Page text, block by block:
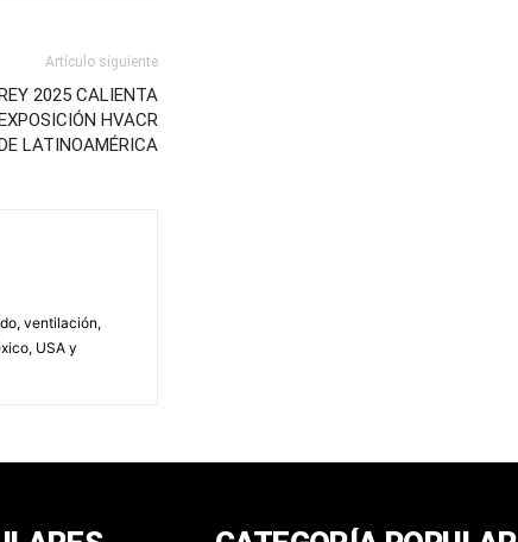
Artículo siguiente
2025 CALIENTA
HVACR
LATINOAMÉRICA
ventilación,
USA y